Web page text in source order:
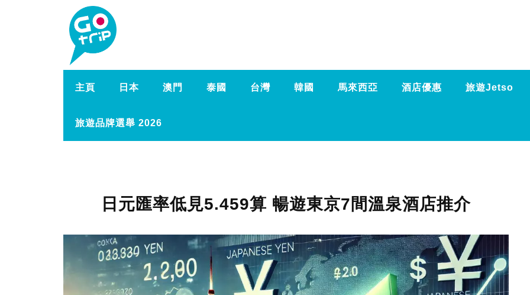
主頁 日本 澳門 泰國 台灣 韓國 馬來西亞 酒店優惠 旅遊Jetso
旅遊品牌選舉 2026
日元匯率低見5.459算 暢遊東京7間溫泉酒店推介